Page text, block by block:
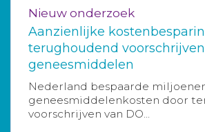
Nieuw onderzoek
Aanzienlijke
terughoudend
geneesmiddelen
Nederland bespaarde miljoenen
geneesmiddelenkosten door
voorschrijven van DO...